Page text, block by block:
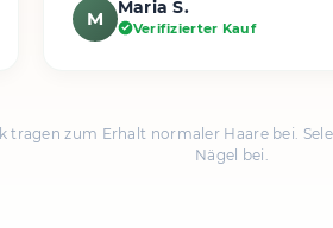
M
Maria S.
Verifizierter Kauf
tragen zum Erhalt normaler Haare bei.
Nägel bei.